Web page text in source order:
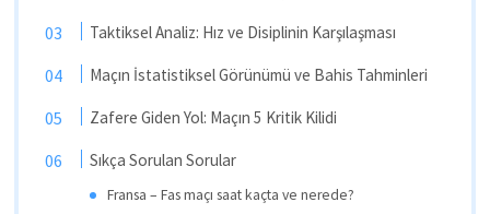
Taktiksel Analiz: Hız ve Disiplinin Karşılaşması
Maçın İstatistiksel Görünümü ve Bahis Tahminleri
Zafere Giden Yol: Maçın 5 Kritik Kilidi
Sıkça Sorulan Sorular
Fransa – Fas maçı saat kaçta ve nerede?